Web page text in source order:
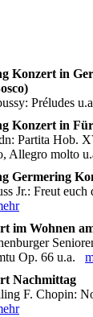
Konzert in
Préludes
Konzert in
Partita Hob.
Allegro molto
Germering
Jr.: Freut
im Wohnen
Op. 66 u.a.
Nachmittag
F. Chopin: